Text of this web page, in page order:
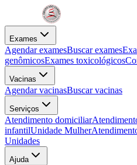
Exames
Agendar examesBuscar exames
genômicosExames toxicológicos
Vacinas
Agendar vacinasBuscar vacinas
Serviços
Atendimento domiciliar
infantilUnidade Mulher
Unidades
Ajuda